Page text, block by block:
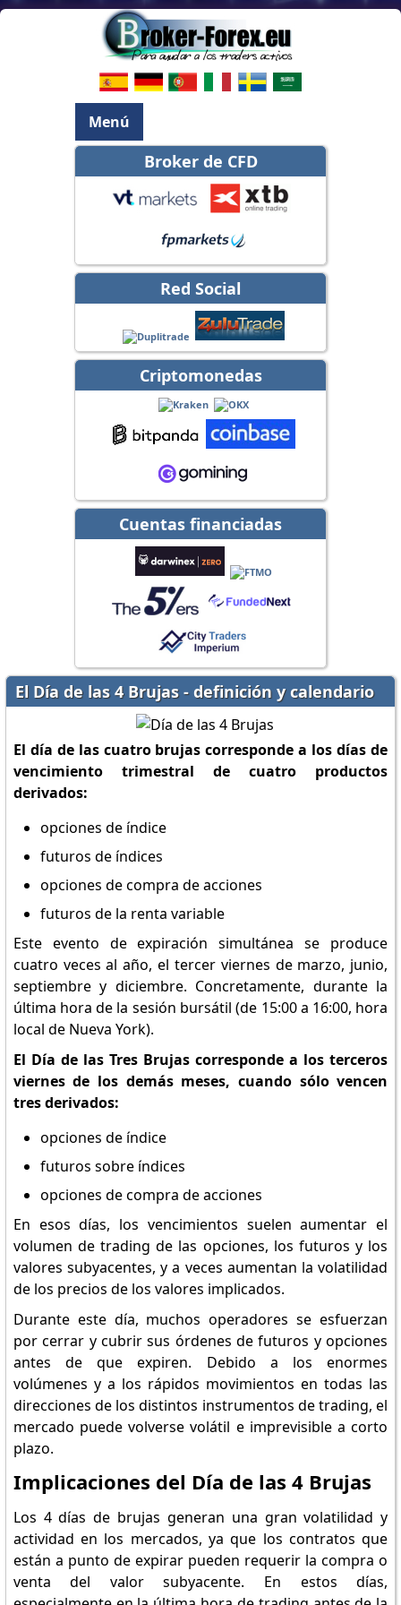
Menú
Broker de CFD
Red Social
Criptomonedas
Cuentas financiadas
El Día de las 4 Brujas - definición y calendario
El día de las cuatro brujas corresponde a los días de
vencimiento trimestral de cuatro productos
derivados:
opciones de índice
futuros de índices
opciones de compra de acciones
futuros de la renta variable
Este evento de expiración simultánea se produce
cuatro veces al año, el tercer viernes de marzo, junio,
septiembre y diciembre. Concretamente, durante la
última hora de la sesión bursátil (de 15:00 a 16:00, hora
local de Nueva York).
El Día de las Tres Brujas corresponde a los terceros
viernes de los demás meses, cuando sólo vencen
tres derivados:
opciones de índice
futuros sobre índices
opciones de compra de acciones
En esos días, los vencimientos suelen aumentar el
volumen de trading de las opciones, los futuros y los
valores subyacentes, y a veces aumentan la volatilidad
de los precios de los valores implicados.
Durante este día, muchos operadores se esfuerzan
por cerrar y cubrir sus órdenes de futuros y opciones
antes de que expiren. Debido a los enormes
volúmenes y a los rápidos movimientos en todas las
direcciones de los distintos instrumentos de trading, el
mercado puede volverse volátil e imprevisible a corto
plazo.
Implicaciones del Día de las 4 Brujas
Los 4 días de brujas generan una gran volatilidad y
actividad en los mercados, ya que los contratos que
están a punto de expirar pueden requerir la compra o
venta del valor subyacente. En estos días,